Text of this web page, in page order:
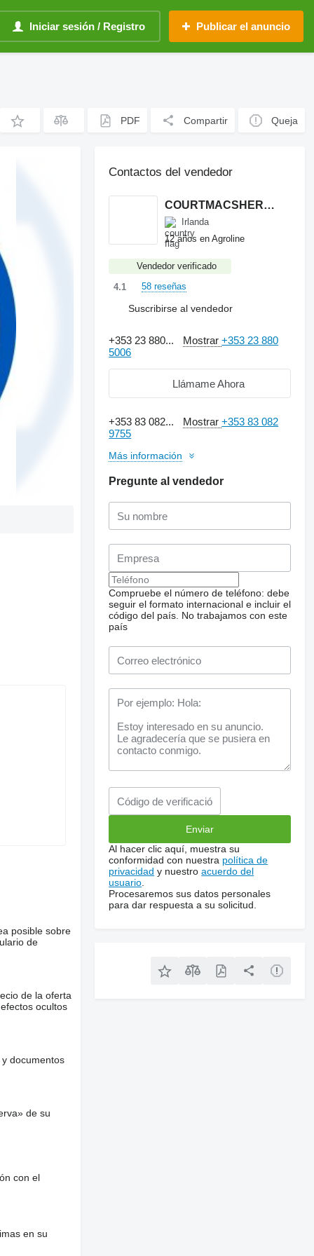
Iniciar sesión / Registro Publicar el anuncio
PDF Compartir Queja
posible sobre
de
de la oferta
ocultos
documentos
de su
con el
en su
Contactos del vendedor
COURTMACSHERRY MACHINERY LTD
Irlanda
12 años en Agroline
Vendedor verificado
4.1
58 reseñas
Suscribirse al vendedor
+353 23 880... Mostrar+353 23 880
5006
Llámame Ahora
+353 83 082... Mostrar+353 83 082
9755
Más información
Pregunte al vendedor
Compruebe el número de teléfono: debe
seguir el formato internacional e incluir el
código del país. No trabajamos con este
país
Al hacer clic aquí, muestra su
conformidad con nuestra política de
privacidad y nuestroacuerdo del
usuario
Procesaremos sus datos personales
para dar respuesta a su solicitud.